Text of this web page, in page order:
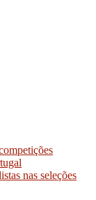
nas seleções